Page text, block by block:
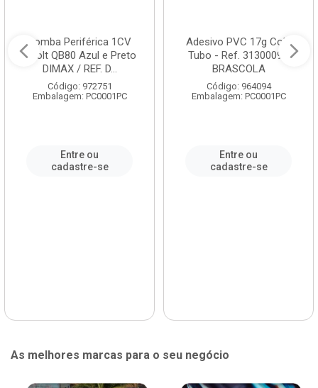
Bomba Periférica 1CV
Bivolt QB80 Azul e Preto
DIMAX / REF. D...
Código: 972751
Embalagem: PC0001PC
Entre ou
cadastre-se
Adesivo PVC 17g Cola
Tubo - Ref. 3130009 -
BRASCOLA
Código: 964094
Embalagem: PC0001PC
Entre ou
cadastre-se
As melhores marcas para o seu negócio